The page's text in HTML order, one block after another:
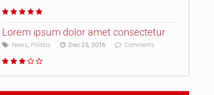
Lorem ipsum dolor amet consectetur
News, Politics Dec 25, 2016 Comments